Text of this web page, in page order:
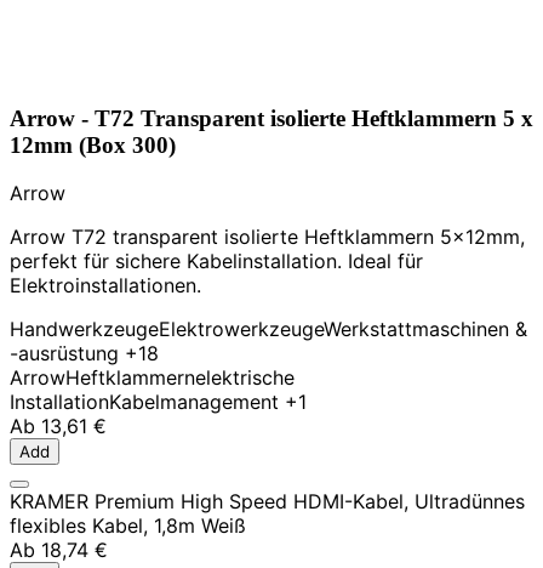
Arrow - T72 Transparent isolierte Heftklammern 5 x
12mm (Box 300)
Arrow
Arrow T72 transparent isolierte Heftklammern 5x12mm,
perfekt für sichere Kabelinstallation. Ideal für
Elektroinstallationen.
HandwerkzeugeElektrowerkzeugeWerkstattmaschinen &
-ausrüstung +18
ArrowHeftklammernelektrische
InstallationKabelmanagement +1
Ab 13,61 €
Add
KRAMER Premium High Speed HDMI-Kabel, Ultradünnes
flexibles Kabel, 1,8m Weiß
Ab 18,74 €